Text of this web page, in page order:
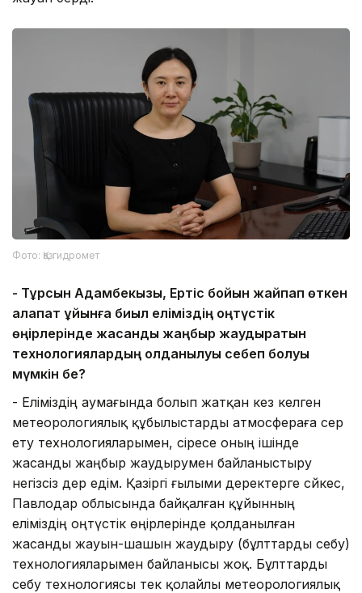
Фото: Қазгидромет
- Тұрсын Адамбекқызы, Ертіс бойын жайпап өткен
алапат құйынға биыл еліміздің оңтүстік
өңірлерінде жасанды жаңбыр жаудыратын
технологиялардың қолданылуы себеп болуы
мүмкін бе?
- Еліміздің аумағында болып жатқан кез келген
метеорологиялық құбылыстарды атмосфераға әсер
ету технологияларымен, әсіресе оның ішінде
жасанды жаңбыр жаудырумен байланыстыру
негізсіз дер едім. Қазіргі ғылыми деректерге сәйкес,
Павлодар облысында байқалған құйынның
еліміздің оңтүстік өңірлерінде қолданылған
жасанды жауын-шашын жаудыру (бұлттарды себу)
технологияларымен байланысы жоқ. Бұлттарды
себу технологиясы тек қолайлы метеорологиялық